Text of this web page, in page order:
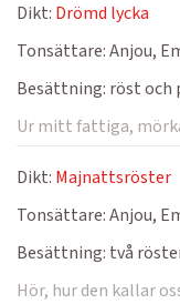
Dikt: Drömd lycka
Tonsättare:Anjou,
Besättning: röst och
Ur mitt fattiga,
Dikt: Majnattsröster
Tonsättare:Anjou,
Besättning: två
Hör, hur den kallar